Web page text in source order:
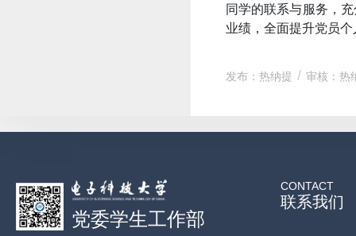
同学的联系与服务，
业绩，全面提升党员
发布：热纳提 审核：热
党委学生工作部
CONTACT
联系我们